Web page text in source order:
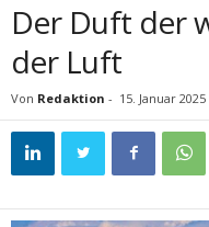
Der Duft der
der Luft
Von Redaktion - 15. Januar 2025